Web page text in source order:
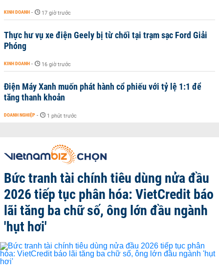
KINH DOANH - 17 giờ trước
Thực hư vụ xe điện Geely bị từ chối tại trạm sạc Ford Giải
Phóng
KINH DOANH - 16 giờ trước
Điện Máy Xanh muốn phát hành cổ phiếu với tỷ lệ 1:1 để
tăng thanh khoản
DOANH NGHIỆP - 1 phút trước
Bức tranh tài chính tiêu dùng nửa đầu
2026 tiếp tục phân hóa: VietCredit báo
lãi tăng ba chữ số, ông lớn đầu ngành
'hụt hơi'